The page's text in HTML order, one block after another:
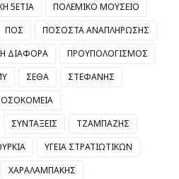
5ΕΤΙΑ
ΠΟΛΕΜΙΚΟ ΜΟΥΣΕΙΟ
ΠΟΣ
ΠΟΣΟΣΤΑ ΑΝΑΠΛΗΡΩΣΗΣ
ΔΙΑΦΟΡΑ
ΠΡΟΥΠΟΛΟΓΙΣΜΟΣ
ΣΕΘΑ
ΣΤΕΦΑΝΗΣ
ΣΥΝΤΑΞΕΙΣ
ΤΖΑΜΠΑΖΗΣ
ΥΓΕΙΑ ΣΤΡΑΤΙΩΤΙΚΩΝ
ΧΑΡΑΛΑΜΠΑΚΗΣ